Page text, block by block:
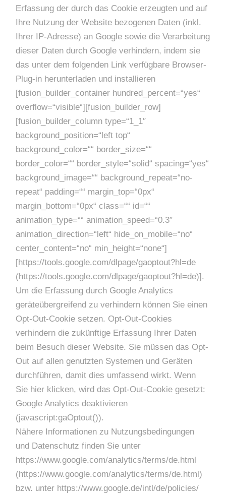
Erfassung der durch das Cookie erzeugten und auf
Ihre Nutzung der Website bezogenen Daten (inkl.
Ihrer IP-Adresse) an Google sowie die Verarbeitung
dieser Daten durch Google verhindern, indem sie
das unter dem folgenden Link verfügbare Browser-
Plug-in herunterladen und installieren
[fusion_builder_container hundred_percent=“yes“
overflow=“visible“][fusion_builder_row]
[fusion_builder_column type=“1_1″
background_position=“left top“
background_color=““ border_size=““
border_color=““ border_style=“solid“ spacing=“yes“
background_image=““ background_repeat=“no-
repeat“ padding=““ margin_top=“0px“
margin_bottom=“0px“ class=““ id=““
animation_type=““ animation_speed=“0.3″
animation_direction=“left“ hide_on_mobile=“no“
center_content=“no“ min_height=“none“]
[https://tools.google.com/dlpage/gaoptout?hl=de
(https://tools.google.com/dlpage/gaoptout?hl=de)].
Um die Erfassung durch Google Analytics
geräteübergreifend zu verhindern können Sie einen
Opt-Out-Cookie setzen. Opt-Out-Cookies
verhindern die zukünftige Erfassung Ihrer Daten
beim Besuch dieser Website. Sie müssen das Opt-
Out auf allen genutzten Systemen und Geräten
durchführen, damit dies umfassend wirkt. Wenn
Sie hier klicken, wird das Opt-Out-Cookie gesetzt:
Google Analytics deaktivieren
(javascript:gaOptout()).
Nähere Informationen zu Nutzungsbedingungen
und Datenschutz finden Sie unter
https://www.google.com/analytics/terms/de.html
(https://www.google.com/analytics/terms/de.html)
bzw. unter https://www.google.de/intl/de/policies/